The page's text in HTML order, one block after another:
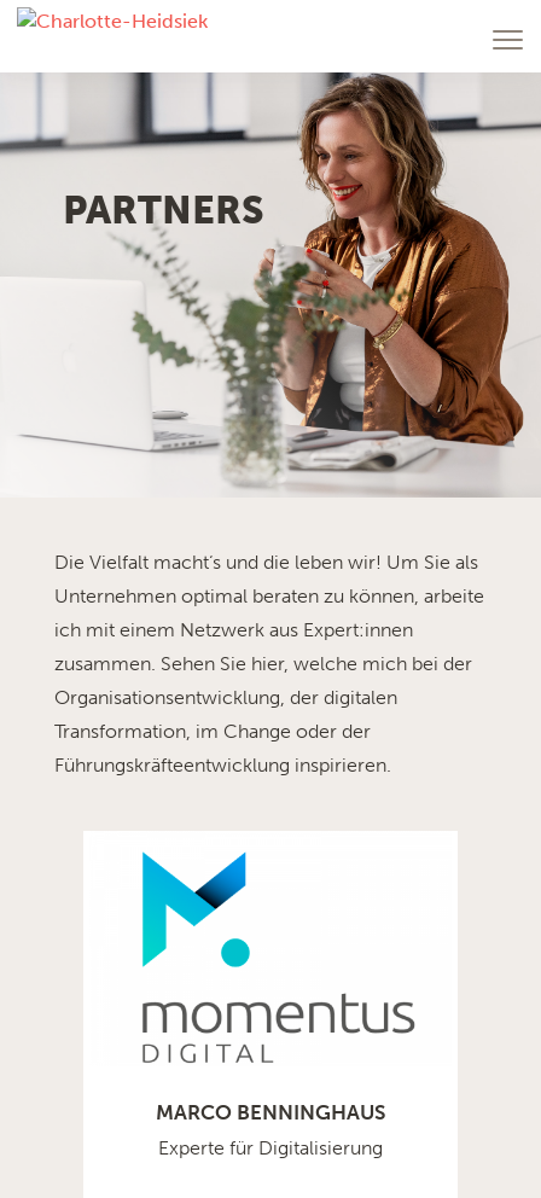
PARTNERS
Die Vielfalt macht‘s und die leben wir! Um Sie als
Unternehmen optimal beraten zu können, arbeite
ich mit einem Netzwerk aus Expert:innen
zusammen. Sehen Sie hier, welche mich bei der
Organisationsentwicklung, der digitalen
Transformation, im Change oder der
Führungskräfteentwicklung inspirieren.
MARCO BENNINGHAUS
Experte für Digitalisierung